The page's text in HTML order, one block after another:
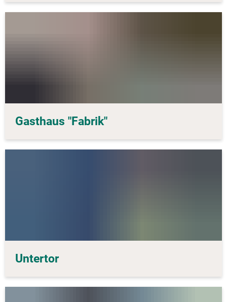
Gasthaus "Fabrik"
Untertor